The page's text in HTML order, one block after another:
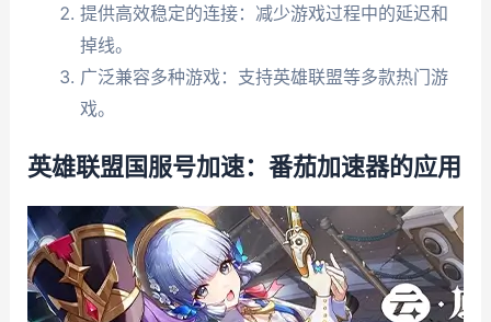
提供高效稳定的连接：减少游戏过程中的延迟和
掉线。
广泛兼容多种游戏：支持英雄联盟等多款热门游
戏。
英雄联盟国服号加速：番茄加速器的应用